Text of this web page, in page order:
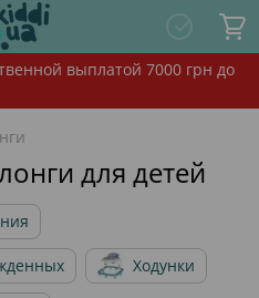
выплатой 7000 грн до
для детей
Ходунки